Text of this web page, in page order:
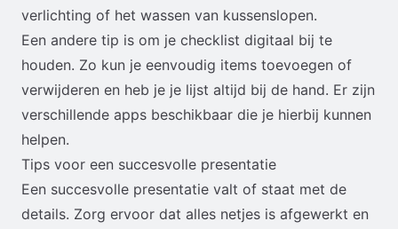
verlichting of het wassen van kussenslopen.
Een andere tip is om je checklist digitaal bij te
houden. Zo kun je eenvoudig items toevoegen of
verwijderen en heb je je lijst altijd bij de hand. Er zijn
verschillende apps beschikbaar die je hierbij kunnen
helpen.
Tips voor een succesvolle presentatie
Een succesvolle presentatie valt of staat met de
details. Zorg ervoor dat alles netjes is afgewerkt en